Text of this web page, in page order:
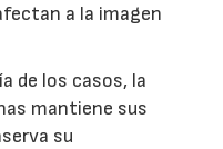
a la imagen
de los casos, la
mantiene sus
su